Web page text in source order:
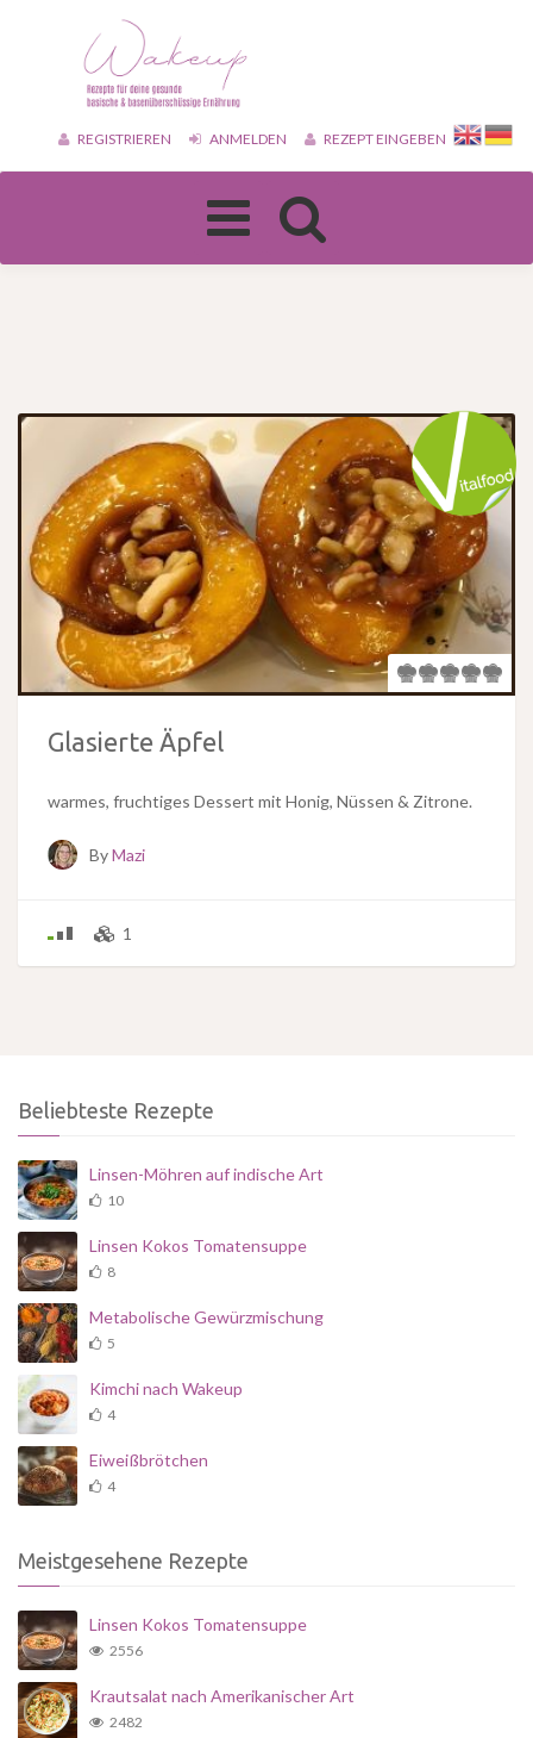
REGISTRIEREN ANMELDEN REZEPT EINGEBEN
Toggle
navigation
Glasierte Äpfel
warmes, fruchtiges Dessert mit Honig, Nüssen & Zitrone.
ByMazi
1
Beliebteste Rezepte
Linsen-Möhren auf indische Art
10
Linsen Kokos Tomatensuppe
8
Metabolische Gewürzmischung
5
Kimchi nach Wakeup
4
Eiweißbrötchen
4
Meistgesehene Rezepte
Linsen Kokos Tomatensuppe
2556
Krautsalat nach Amerikanischer Art
2482